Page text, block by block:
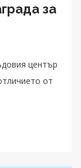
за
център
от